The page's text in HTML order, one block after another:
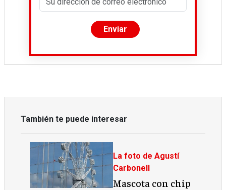
También te puede interesar
La foto de Agustí
Carbonell
Mascota con chip